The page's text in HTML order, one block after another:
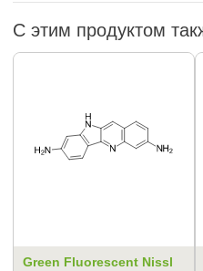
С этим продуктом
Green Fluorescent Nissl